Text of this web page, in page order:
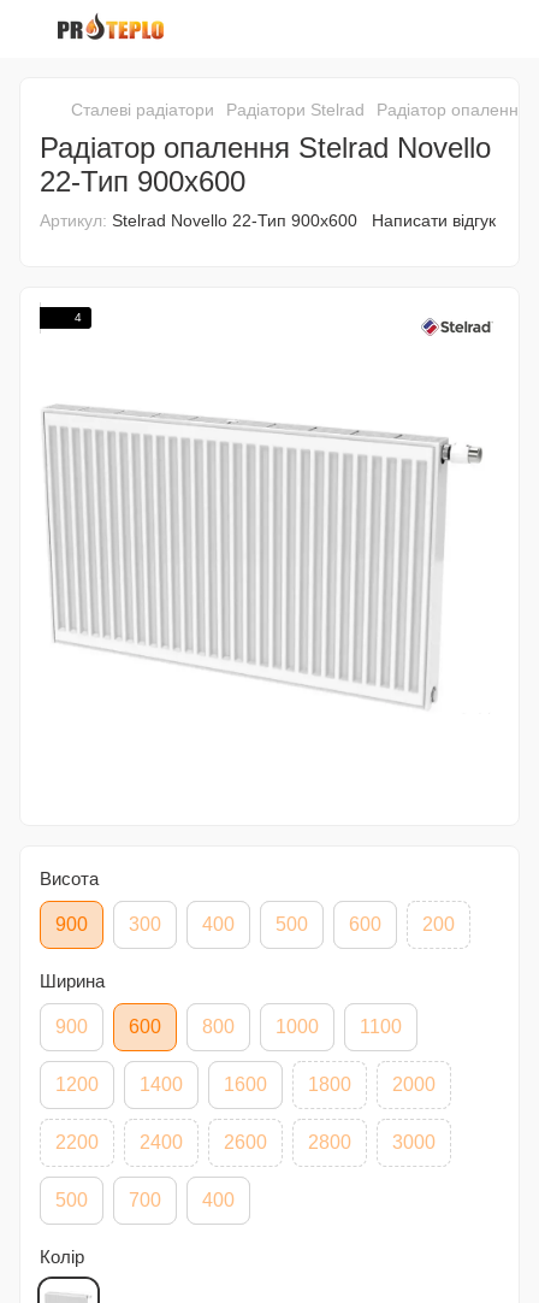
Сталеві радіатори Радіатори Stelrad Радіатор опалення
Радіатор опалення Stelrad Novello
22-Тип 900х600
Артикул: Stelrad Novello 22-Тип 900х600 Написати відгук
4
Висота
900 300 400 500 600 200
Ширина
900 600 800 1000 1100
1200 1400 1600 1800 2000
2200 2400 2600 2800 3000
500 700 400
Колір